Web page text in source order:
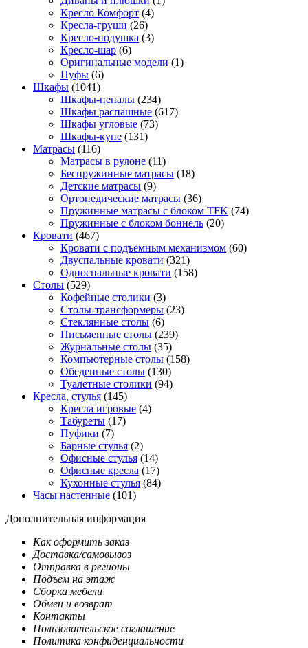
Кресло Комфорт (4)
Кресла-груши (26)
Кресло-подушка (3)
Кресло-шар (6)
Оригинальные модели (1)
Пуфы (6)
Шкафы (1041)
Шкафы-пеналы (234)
Шкафы распашные (617)
Шкафы угловые (73)
Шкафы-купе (131)
Матрасы (116)
Матрасы в рулоне (11)
Беспружинные матрасы (18)
Детские матрасы (9)
Ортопедические матрасы (36)
Пружинные матрасы с блоком TFK (74)
Пружинные с блоком боннель (20)
Кровати (467)
Кровати с подъемным механизмом (60)
Двуспальные кровати (321)
Односпальные кровати (158)
Столы (529)
Кофейные столики (3)
Столы-трансформеры (23)
Стеклянные столы (6)
Письменные столы (239)
Журнальные столы (35)
Компьютерные столы (158)
Обеденные столы (130)
Туалетные столики (94)
Кресла, стулья (145)
Кресла игровые (4)
Табуреты (17)
Пуфики (7)
Барные стулья (2)
Офисные стулья (14)
Офисные кресла (17)
Кухонные стулья (84)
Часы настенные (101)
Дополнительная информация
Как оформить заказ
Доставка/самовывоз
Отправка в регионы
Подъем на этаж
Сборка мебели
Обмен и возврат
Контакты
Пользовательское соглашение
Политика конфиденциальности